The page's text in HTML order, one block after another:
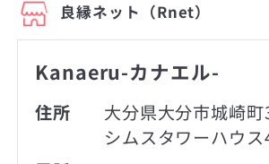
良縁ネット（Rnet）
Kanaeru-カナエル-
住所
大分県大分市城崎
シムスタワーハウ